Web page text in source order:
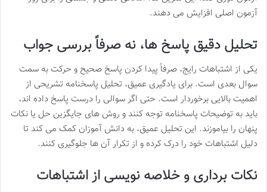
آزمون اصلی افزایش می دهند.
تحلیل دقیق پاسخ ها، نه صرفاً بررسی جواب
یکی از اشتباهات رایج، صرفاً پیدا کردن پاسخ صحیح و حرکت به سمت
سوال بعدی است. برای یادگیری عمیق، تحلیل پاسخنامه تشریحی از
اهمیت بالایی برخوردار است. حتی اگر سوالی را درست پاسخ داده اند،
باید به توضیحات پاسخنامه توجه کنند و روش های جایگزین حل یا نکات
پنهان را بیاموزند. این تحلیل عمیق، به دانش آموزان کمک می کند تا
دلیل اشتباهات خود را درک کرده و از تکرار آن ها جلوگیری کنند.
نکات برداری و خلاصه نویسی از اشتباهات